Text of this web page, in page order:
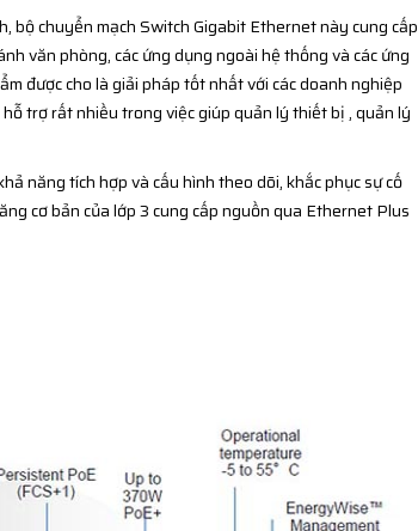
bộ chuyển mạch Switch Gigabit Ethernet này cung cấp
văn phòng, các ứng dụng ngoài hệ thống và các ứng
được cho là giải pháp tốt nhất với các doanh nghiệp
trợ rất nhiều trong việc giúp quản lý thiết bị , quản lý
năng tích hợp và cấu hình theo dõi, khắc phục sự cố
cơ bản của lớp 3 cung cấp nguồn qua Ethernet Plus